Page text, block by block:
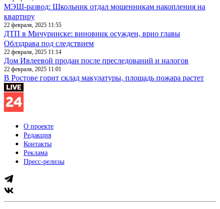
МЭШ-развод: Школьник отдал мошенникам накопления на
квартиру
22 февраля, 2025 11:55
ДТП в Мичуринске: виновник осужден, врио главы
Облздрава под следствием
22 февраля, 2025 11:14
Дом Ивлеевой продан после преследований и налогов
22 февраля, 2025 11:01
В Ростове горит склад макулатуры, площадь пожара растет
О проекте
Редакция
Контакты
Реклама
Пресс-релизы